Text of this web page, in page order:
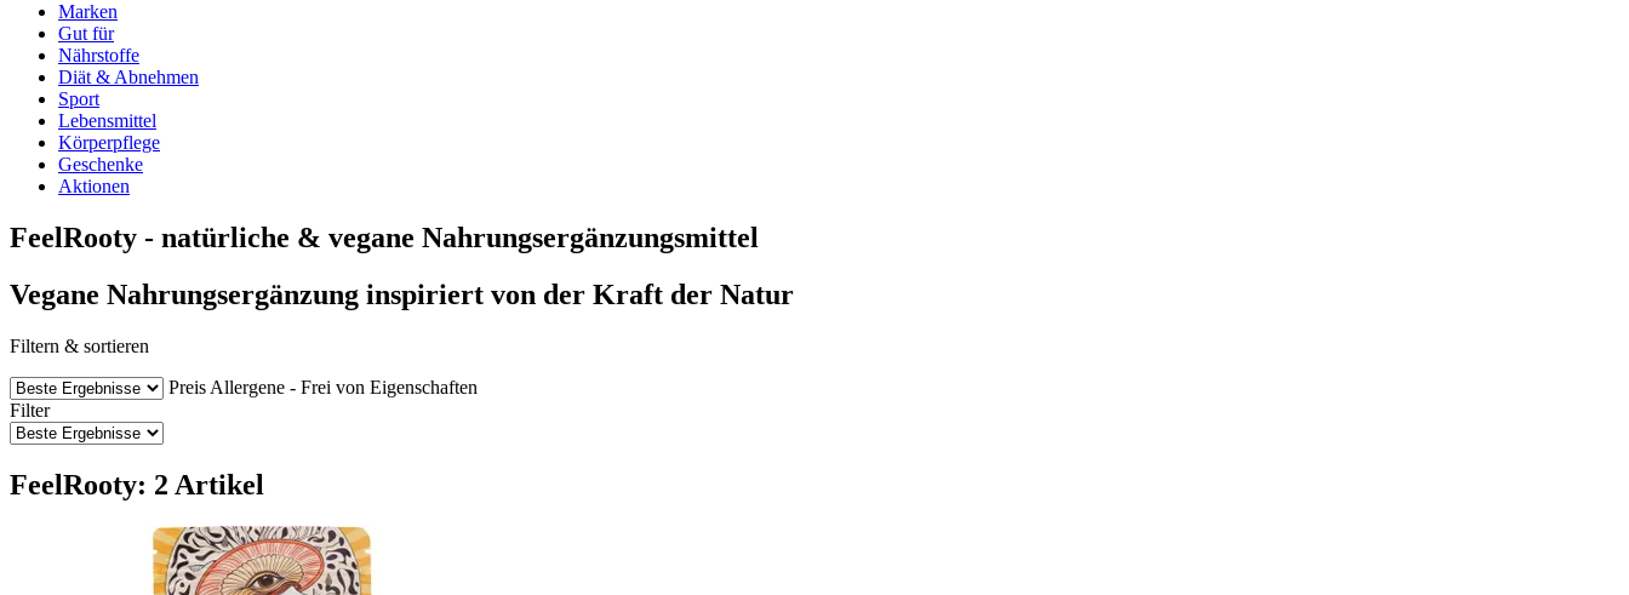
Marken
Gut für
Nährstoffe
Diät & Abnehmen
Sport
Lebensmittel
Körperpflege
Geschenke
Aktionen
FeelRooty - natürliche & vegane Nahrungsergänzungsmittel
Vegane Nahrungsergänzung inspiriert von der Kraft der Natur
Filtern & sortieren
Preis Allergene - Frei von Eigenschaften
Filter
FeelRooty: 2 Artikel